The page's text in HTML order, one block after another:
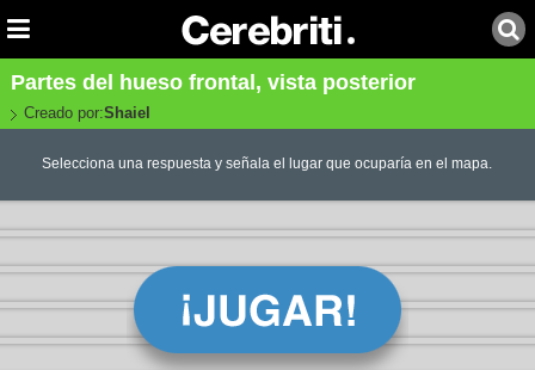
Partes del hueso frontal, vista posterior
Creado por:Shaiel
Selecciona una respuesta y señala el lugar que ocuparía en el mapa.